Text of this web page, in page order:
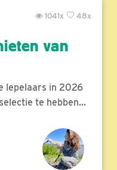
48x
1041x
van
lepelaars in 2026
te hebben...